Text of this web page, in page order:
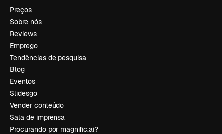
Preços
Sobre nós
Reviews
Emprego
Tendências de pesquisa
Blog
Eventos
Slidesgo
Vender conteúdo
Sala de imprensa
Procurando por magnific.ai?